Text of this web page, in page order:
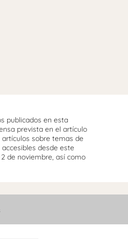
publicados en esta
prevista en el artículo
artículos sobre temas de
desde este
de noviembre, así como